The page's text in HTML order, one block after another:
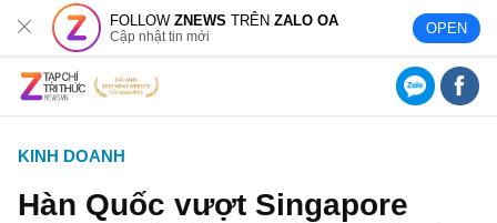
FOLLOWZNEWS TRÊNZALO OA
Cập nhật tin mới OPEN
KINH DOANH
Hàn Quốc vượt Singapore